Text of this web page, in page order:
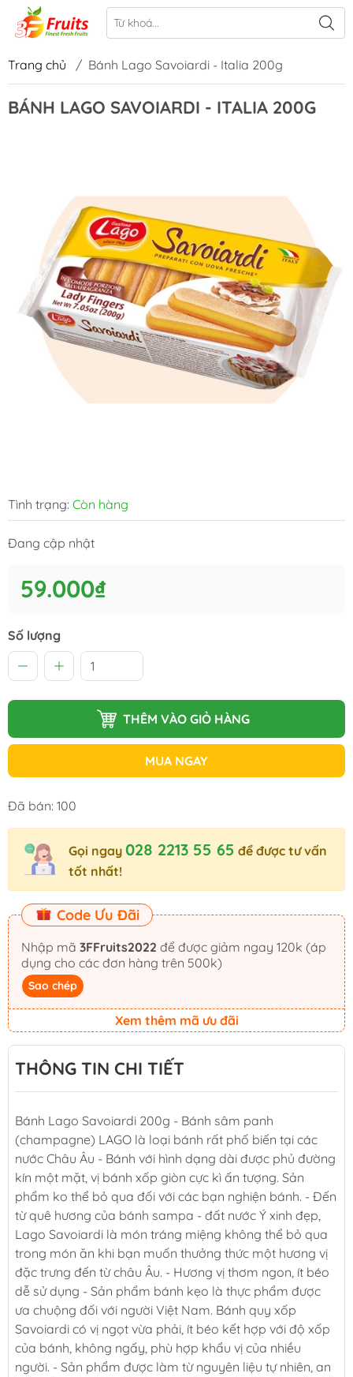
Trang chủ / Bánh Lago Savoiardi - Italia 200g
BÁNH LAGO SAVOIARDI - ITALIA 200G
Tình trạng: Còn hàng
Đang cập nhật
59.000₫
Số lượng
THÊM VÀO GIỎ HÀNG
MUA NGAY
Đã bán: 100
Gọi ngay 028 2213 55 65 để được tư vấn
tốt nhất!
Code Ưu Đãi
Nhập mã 3FFruits2022
dụng cho các đơn hàng trên 500k)
Sao chép
Xem thêm mã ưu đãi
THÔNG TIN CHI TIẾT
Bánh Lago Savoiardi 200g - Bánh sâm panh
(champagne) LAGO là loại bánh rất phố biến tại các
nước Châu Âu - Bánh với hình dạng dài được phủ đường
kín một mặt, vị bánh xốp giòn cực kì ấn tượng. Sản
phẩm ko thể bỏ qua đối với các bạn nghiện bánh. - Đến
từ quê hương của bánh sampa - đất nước Ý xinh đẹp,
Lago Savoiardi là món tráng miệng không thể bỏ qua
trong món ăn khi bạn muốn thưởng thức một hương vị
đặc trưng đến từ châu Âu. - Hương vị thơm ngon, ít béo
dễ sử dụng - Sản phẩm bánh kẹo là thực phẩm được
ưa chuộng đối với người Việt Nam. Bánh quy xốp
Savoiardi có vị ngọt vừa phải, ít béo kết hợp với độ xốp
của bánh, không ngấy, phù hợp khẩu vị của nhiều
người. - Sản phẩm được làm từ nguyên liệu tự nhiên, an